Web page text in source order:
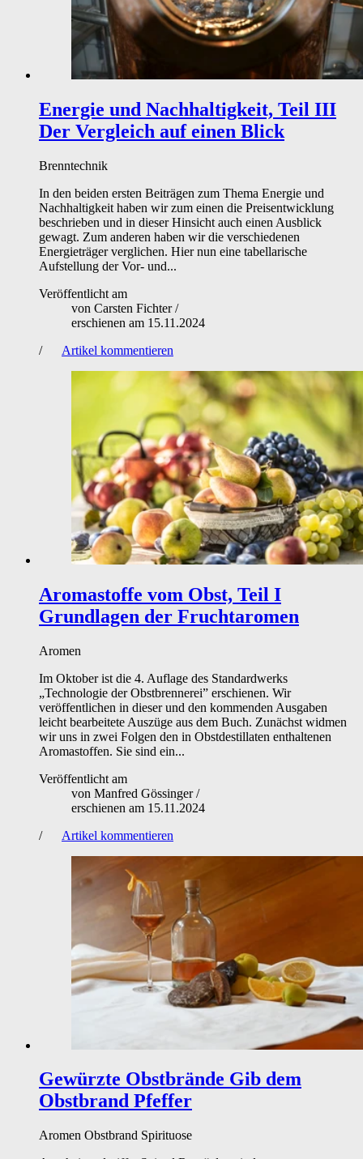
Energie und Nachhaltigkeit, Teil III
Der Vergleich auf einen Blick
Brenntechnik
In den beiden ersten Beiträgen zum Thema Energie und
Nachhaltigkeit haben wir zum einen die Preisentwicklung
beschrieben und in dieser Hinsicht auch einen Ausblick
gewagt. Zum anderen haben wir die verschiedenen
Energieträger verglichen. Hier nun eine tabellarische
Aufstellung der Vor- und...
Veröffentlicht am
von Carsten Fichter/
erschienen am 15.11.2024
/
Artikel kommentieren
Aromastoffe vom Obst, Teil I
Grundlagen der Fruchtaromen
Aromen
Im Oktober ist die 4. Auflage des Standardwerks
„Technologie der Obstbrennerei” erschienen. Wir
veröffentlichen in dieser und den kommenden Ausgaben
leicht bearbeitete Auszüge aus dem Buch. Zunächst widmen
wir uns in zwei Folgen den in Obstdestillaten enthaltenen
Aromastoffen. Sie sind ein...
Veröffentlicht am
von Manfred Gössinger/
erschienen am 15.11.2024
/
Artikel kommentieren
Gewürzte Obstbrände Gib dem
Obstbrand Pfeffer
Aromen Obstbrand Spirituose